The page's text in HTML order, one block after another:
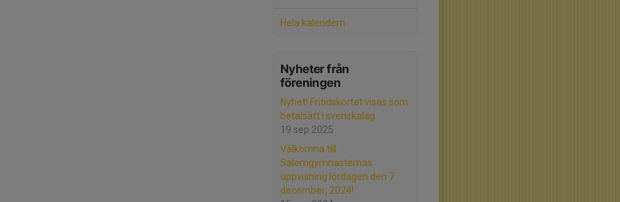
Hela kalendern
Nyheter från
föreningen
Nyhet! Fritidskortet visas som
betalsätt i svenskalag
19 sep 2025
Välkomna till
Salemgymnasternas
uppvisning lördagen den 7
december, 2024!